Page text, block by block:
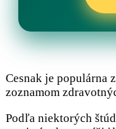
Cesnak je populárna
zoznamom
Podľa niektorých